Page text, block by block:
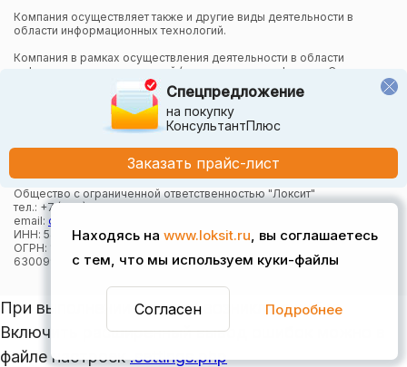
Находясь на www.loksit.ru, вы соглашаетесь
с тем, что мы используем куки-файлы
Согласен Подробнее
Компания осуществляет также и другие виды деятельности в
области информационных технологий.
Компания в рамках осуществления деятельности в области
информационных технологий (адаптация и модификация Систем
КонсультантПлюс) использует язык программирования Python,
СУБД, относящуюся к классу NoSQL-систем на языке
программирования C++, наборы правил, методик и инструментов
технологии КонсультантПлюс.
Контактная информация:
Общество с ограниченной ответственностью "Локсит"
тел.: +7 (383) 373-49-30
email: office@loksit.ru
ИНН: 5407957868
ОГРН: 1165476161410
630099, г. Новосибирск, Вокзальная магистраль, 15, оф. 625
Спецпредложение
на покупку
КонсультантПлюс
Заказать прайс-лист
При выполнении скрипта возникла ошибка.
Включить расширенный вывод ошибок можно в
файле настроек.settings.php